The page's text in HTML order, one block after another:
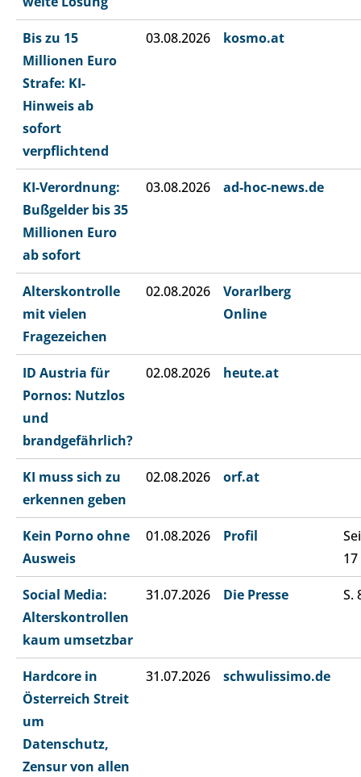
Bis zu 15
Millionen Euro
Strafe: KI-
Hinweis ab
sofort
verpflichtend
03.08.2026 kosmo.at
KI-Verordnung:
Bußgelder bis 35
Millionen Euro
ab sofort
03.08.2026 ad-hoc-news.de
Alterskontrolle
mit vielen
Fragezeichen
02.08.2026
Vorarlberg
Online
ID Austria für
Pornos: Nutzlos
und
brandgefährlich?
02.08.2026 heute.at
KI muss sich zu
erkennen geben
02.08.2026 orf.at
Kein Porno ohne
Ausweis
01.08.2026 Profil
17
Social Media:
Alterskontrollen
kaum umsetzbar
31.07.2026 Die Presse S.
Hardcore in
Österreich Streit
um
Datenschutz,
Zensur von allen
31.07.2026 schwulissimo.de